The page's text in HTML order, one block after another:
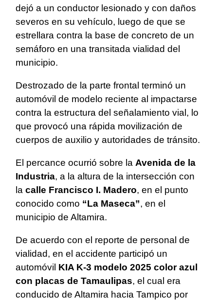
dejó a un conductor lesionado y con daños
severos en su vehículo, luego de que se
estrellara contra la base de concreto de un
semáforo en una transitada vialidad del
municipio.
Destrozado de la parte frontal terminó un
automóvil de modelo reciente al impactarse
contra la estructura del señalamiento vial, lo
que provocó una rápida movilización de
cuerpos de auxilio y autoridades de tránsito.
El percance ocurrió sobre la Avenida de la
Industria, a la altura de la intersección con
la calle Francisco I. Madero, en el punto
conocido como “La Maseca”, en el
municipio de Altamira.
De acuerdo con el reporte de personal de
vialidad, en el accidente participó un
automóvil KIA K-3 modelo 2025 color azul
con placas de Tamaulipas, el cual era
conducido de Altamira hacia Tampico por